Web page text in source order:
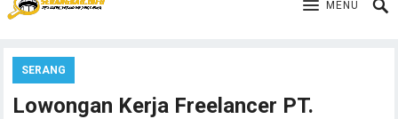
MENU
SERANG
Lowongan Kerja Freelancer PT.